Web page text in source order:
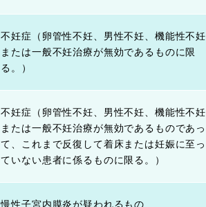
不妊症（卵管性不妊、男性不妊、機能性不妊
または一般不妊治療が無効であるものに限
る。）
不妊症（卵管性不妊、男性不妊、機能性不妊
または一般不妊治療が無効であるものであっ
て、これまで反復して着床または妊娠に至っ
ていない患者に係るものに限る。）
慢性子宮内膜炎が疑われるもの